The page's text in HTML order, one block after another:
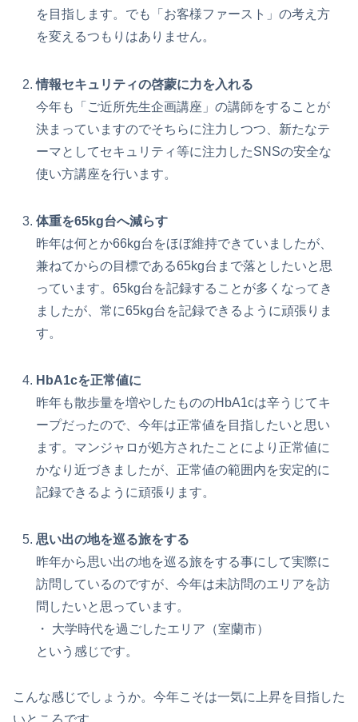
を目指します。でも「お客様ファースト」の考え方
を変えるつもりはありません。
情報セキュリティの啓蒙に力を入れる
今年も「ご近所先生企画講座」の講師をすることが
決まっていますのでそちらに注力しつつ、新たなテ
ーマとしてセキュリティ等に注力したSNSの安全な
使い方講座を行います。
体重を65kg台へ減らす
昨年は何とか66kg台をほぼ維持できていましたが、
兼ねてからの目標である65kg台まで落としたいと思
っています。65kg台を記録することが多くなってき
ましたが、常に65kg台を記録できるように頑張りま
す。
HbA1cを正常値に
昨年も散歩量を増やしたもののHbA1cは辛うじてキ
ープだったので、今年は正常値を目指したいと思い
ます。マンジャロが処方されたことにより正常値に
かなり近づきましたが、正常値の範囲内を安定的に
記録できるように頑張ります。
思い出の地を巡る旅をする
昨年から思い出の地を巡る旅をする事にして実際に
訪問しているのですが、今年は未訪問のエリアを訪
問したいと思っています。
・ 大学時代を過ごしたエリア（室蘭市）
という感じです。
こんな感じでしょうか。今年こそは一気に上昇を目指した
いところです。